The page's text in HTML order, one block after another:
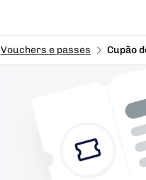
Vouchers e passes Cupão